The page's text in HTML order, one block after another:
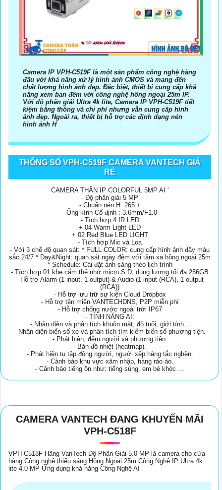
Camera IP VPH-C519F là một sản phẩm công nghệ hàng
đầu với khả năng xử lý hình ảnh CMOS và mang đến
chất lượng hình ảnh đẹp. Đặc biệt, thiết bị cung cấp khả
năng xem ban đêm với công nghệ hồng ngoại 25m IP.
Với độ phân giải Ultra 4k lite, Camera IP VPH-C519F tiết
kiệm băng thông và chi phí nhưng vẫn cung cấp hình
ảnh đẹp. Ngoài ra, thiết bị hỗ trợ các định dạng nén
hình ảnh H
THÔNG SỐ VPH-C519F CAMERA VANTECH GIÁ
RẺ
CAMERA THÂN IP COLORFUL 5MP AI '
- Độ phân giải 5 MP
- Chuẩn nén H .265 +
- Ống kính Cố định : 3.6mm/F1.0
- Tích hợp 4 IR LED
+ 04 Warm Light LED
+ 02 Red Blue LED LIGHT
- Tích hợp Mic và Loa
- Với 3 chế độ quan sát: * FULL COLOR: cung cấp hình ảnh đầy màu
sắc 24/7 * Day&Night: quan sát ngày đêm với tầm xa hồng ngoại 25m
* Schedule: Cài đặt ánh sáng theo lịch trình
- Tích hợp 01 khe cắm thẻ nhớ micro S D, dung lượng tối đa 256GB
- Hỗ trợ Alarm (1 input, 1 output) & Audio (1 input (RCA), 1 output
(RCA))
- Hỗ trợ lưu trữ sự kiện Cloud Dropbox
- Hỗ trợ tên miền VANTECHDNS, P2P miễn phí
- Hỗ trợ chống nước ngoài trời IP67
- TÍNH NĂNG AI:
- Nhận diện và phân tích khuôn mặt, độ tuổi, giới tính...
- Nhận diện biển số xe và phân tích tìm kiếm biển số phương tiện.
- Phát hiện, đếm người và phương tiện.
- Bản đồ nhiệt (heatmap).
- Phát hiện tụ tập đông người, người xếp hàng tắc nghẽn.
- Cảnh báo khu vực xâm nhập, hàng rào ảo.
- Cảnh báo tiếng ồn như: tiếng súng, em bé khóc….
CAMERA VANTECH ĐANG KHUYẾN MÃI
VPH-C518F
VPH-C518F Hãng VanTech Độ Phân Giải 5.0 MP là camera cho cửa
hàng Công nghệ thiếu sáng Hồng Ngoại 25m Công Nghệ IP Ultra 4k
lite 4.0 MP Ứng dụng khả năng Công Nghệ AI